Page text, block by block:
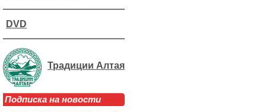
DVD
Традиции Алтая
Подписка на новости